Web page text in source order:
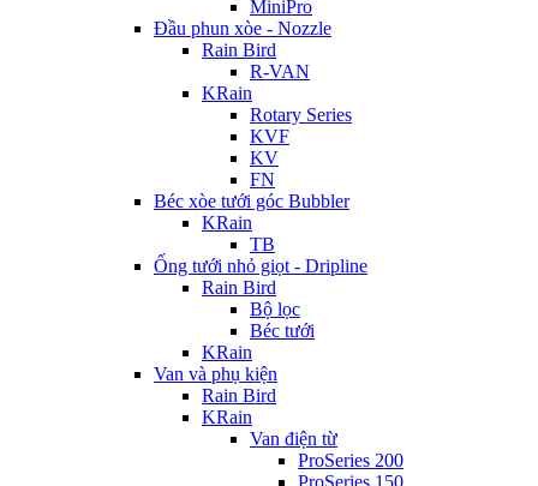
MiniPro
Đầu phun xòe - Nozzle
Rain Bird
R-VAN
KRain
Rotary Series
KVF
KV
FN
Béc xòe tưới góc Bubbler
KRain
TB
Ống tưới nhỏ giọt - Dripline
Rain Bird
Bộ lọc
Béc tưới
KRain
Van và phụ kiện
Rain Bird
KRain
Van điện từ
ProSeries 200
ProSeries 150